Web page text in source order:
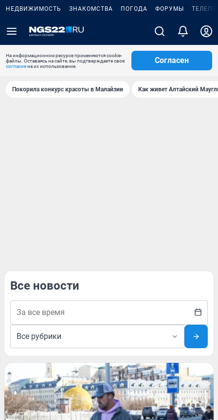
НЕДВИЖИМОСТЬ ЗНАКОМСТВА ПОГОДА ФОРУМЫ
На информационном ресурсе применяются cookie-
файлы. Оставаясь на сайте, вы подтверждаете свое
согласиена их использование.
Согласен
Покорила конкурс красоты в Малайзии Как живет Алтайский
Все новости